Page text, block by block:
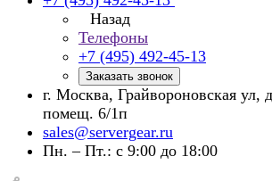
Назад
Телефоны
+7 (495) 492-45-13
Заказать звонок
г. Москва, Грайвороновская ул,
помещ. 6/1п
sales@servergear.ru
Пн. – Пт.: с 9:00 до 18:00